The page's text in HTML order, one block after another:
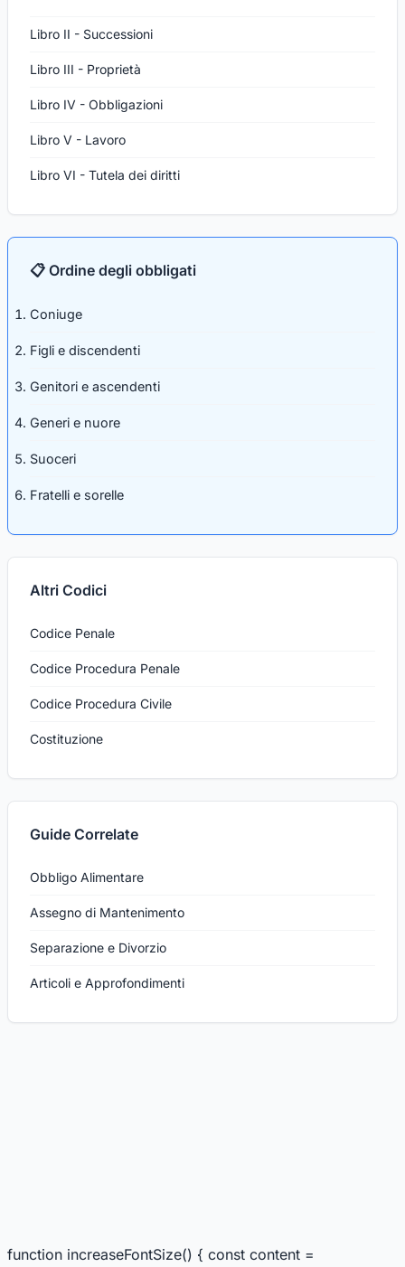
Libro II - Successioni
Libro III - Proprietà
Libro IV - Obbligazioni
Libro V - Lavoro
Libro VI - Tutela dei diritti
📋 Ordine degli obbligati
Coniuge
Figli e discendenti
Genitori e ascendenti
Generi e nuore
Suoceri
Fratelli e sorelle
Altri Codici
Codice Penale
Codice Procedura Penale
Codice Procedura Civile
Costituzione
Guide Correlate
Obbligo Alimentare
Assegno di Mantenimento
Separazione e Divorzio
Articoli e Approfondimenti
function increaseFontSize() { const content =